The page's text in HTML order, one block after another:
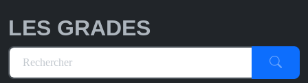
LES GRADES
Rechercher